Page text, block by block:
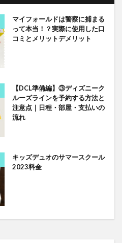
マイフォールドは警察に捕まる
って本当！？実際に使用した口
コミとメリットデメリット
【DCL準備編】③ディズニーク
ルーズラインを予約する方法と
注意点｜日程・部屋・支払いの
流れ
キッズデュオのサマースクール
2023料金